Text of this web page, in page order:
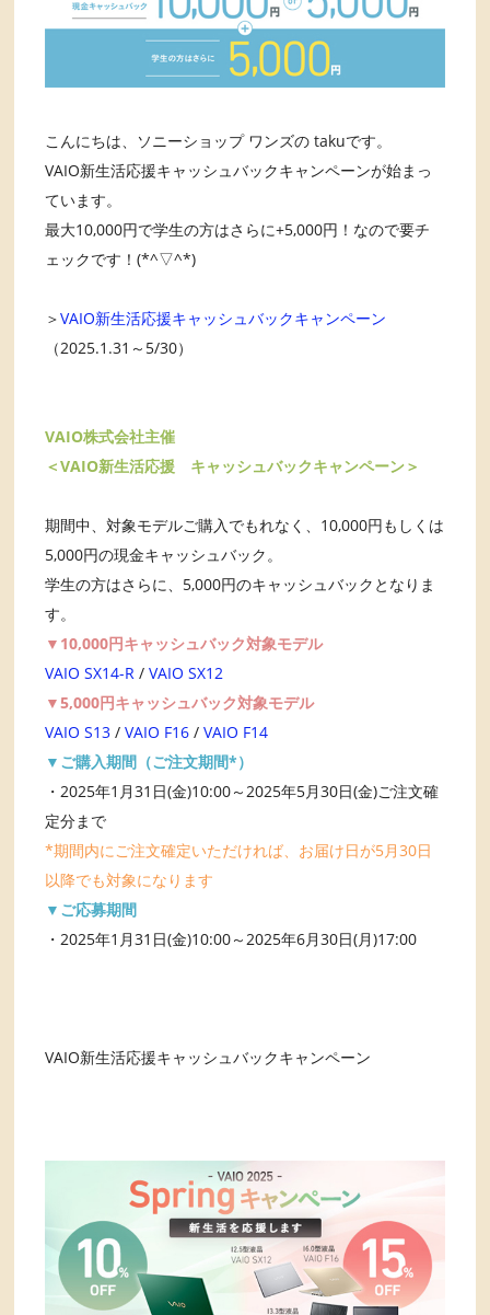
こんにちは、ソニーショップ ワンズの takuです。
VAIO新生活応援キャッシュバックキャンペーンが始まっ
ています。
最大10,000円で学生の方はさらに+5,000円！なので要チ
ェックです！(*^▽^*)
＞VAIO新生活応援キャッシュバックキャンペーン
（2025.1.31～5/30）
VAIO株式会社主催
＜VAIO新生活応援 キャッシュバックキャンペーン＞
期間中、対象モデルご購入でもれなく、10,000円もしくは
5,000円の現金キャッシュバック。
学生の方はさらに、5,000円のキャッシュバックとなりま
す。
▼10,000円キャッシュバック対象モデル
VAIO SX14-R /VAIO SX12
▼5,000円キャッシュバック対象モデル
VAIO S13 /VAIO F16 /VAIO F14
▼ご購入期間（ご注文期間*）
・2025年1月31日(金)10:00～2025年5月30日(金)ご注文確
定分まで
*期間内にご注文確定いただければ、お届け日が5月30日
以降でも対象になります
▼ご応募期間
・2025年1月31日(金)10:00～2025年6月30日(月)17:00
VAIO新生活応援キャッシュバックキャンペーン